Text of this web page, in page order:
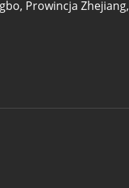
Prowincja Zhejiang,